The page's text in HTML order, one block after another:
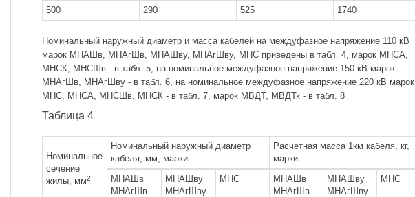
500
290 525 1740
Номинальный наружный диаметр и масса кабелей на междуфазное напряжение 110 кВ
марок МНАШв, МНАгШв, МНАШву, МНАгШву, МНС приведены в табл. 4, марок МНСА,
МНСК, МНСШв - в табл. 5, на номинальное междуфазное напряжение 150 кВ марок
МНАгШв, МНАгШву - в табл. 6, на номинальное междуфазное напряжение 220 кВ марок
МНС, МНСА, МНСШв, МНСК - в табл. 7, марок МВДТ, МВДТк - в табл. 8
Таблица 4
Номинальное
сечение
жилы, мм2
Номинальный наружный диаметр
кабеля, мм, марки
Расчетная масса 1км кабеля, кг,
марки
МНАШв
МНАгШв
МНАШву
МНАгШву
МНС
МНАШв
МНАгШв
МНАШву
МНАгШву
МНС